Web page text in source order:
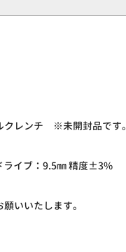
クレンチ ※未開封品です。
ライブ：9.5㎜ 精度±3%
いいたします。